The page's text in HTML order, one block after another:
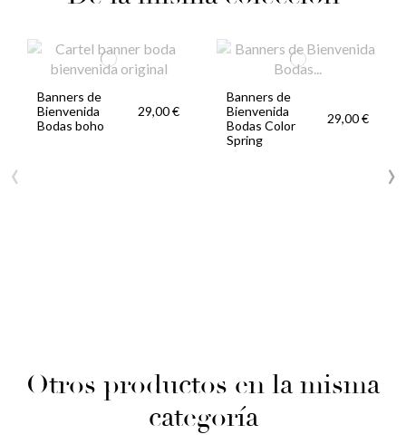
Banners de
Bienvenida
Bodas boho
29,00 €
Banners de
Bienvenida
Bodas Color
Spring
29,00 €
‹ ›
Otros productos en la misma
categoría